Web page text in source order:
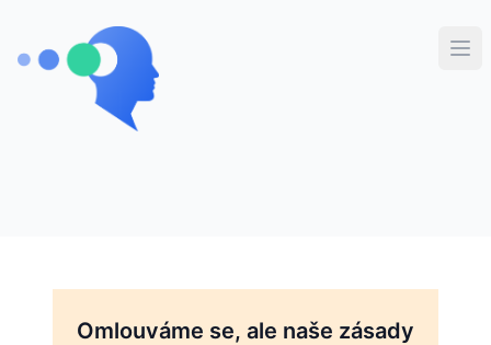
Secawa v2
Omlouváme se, ale naše zásady